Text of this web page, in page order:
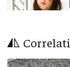
Correlati